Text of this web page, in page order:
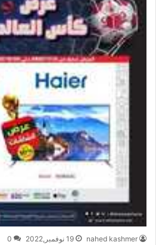
nahed kashmer 19 نوفمبر,2022 0